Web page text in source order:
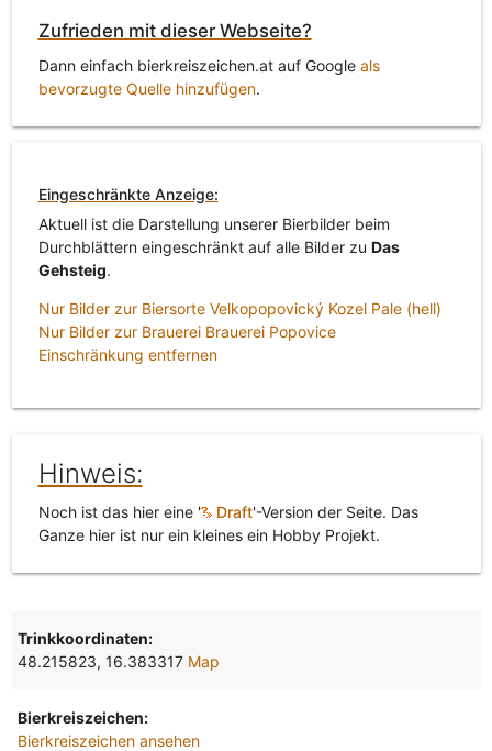
Zufrieden mit dieser Webseite?
Dann einfach bierkreiszeichen.at auf Google als
bevorzugte Quelle hinzufügen.
Eingeschränkte Anzeige:
Aktuell ist die Darstellung unserer Bierbilder beim
Durchblättern eingeschränkt auf alle Bilder zu Das
Gehsteig.
Nur Bilder zur Biersorte Velkopopovický Kozel Pale (hell)
Nur Bilder zur Brauerei Brauerei Popovice
Einschränkung entfernen
Hinweis:
Noch ist das hier eine ' Draft'-Version der Seite. Das
Ganze hier ist nur ein kleines ein Hobby Projekt.
Trinkkoordinaten:
48.215823, 16.383317 Map
Bierkreiszeichen:
Bierkreiszeichen ansehen